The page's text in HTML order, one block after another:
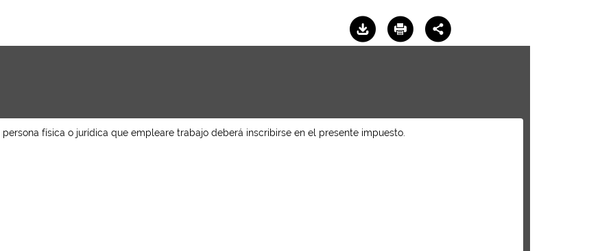
persona física o jurídica que empleare trabajo deberá inscribirse en el presente impuesto.